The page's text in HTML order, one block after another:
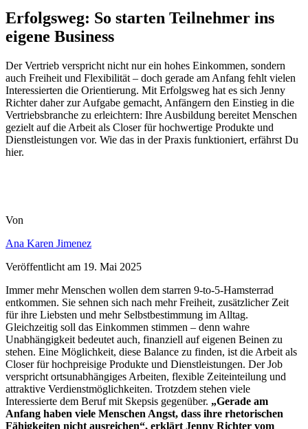
Erfolgsweg: So starten Teilnehmer ins
eigene Business
Der Vertrieb verspricht nicht nur ein hohes Einkommen, sondern
auch Freiheit und Flexibilität – doch gerade am Anfang fehlt vielen
Interessierten die Orientierung. Mit Erfolgsweg hat es sich Jenny
Richter daher zur Aufgabe gemacht, Anfängern den Einstieg in die
Vertriebsbranche zu erleichtern: Ihre Ausbildung bereitet Menschen
gezielt auf die Arbeit als Closer für hochwertige Produkte und
Dienstleistungen vor. Wie das in der Praxis funktioniert, erfährst Du
hier.
Von
Ana Karen Jimenez
Veröffentlicht am 19. Mai 2025
Immer mehr Menschen wollen dem starren 9-to-5-Hamsterrad
entkommen. Sie sehnen sich nach mehr Freiheit, zusätzlicher Zeit
für ihre Liebsten und mehr Selbstbestimmung im Alltag.
Gleichzeitig soll das Einkommen stimmen – denn wahre
Unabhängigkeit bedeutet auch, finanziell auf eigenen Beinen zu
stehen. Eine Möglichkeit, diese Balance zu finden, ist die Arbeit als
Closer für hochpreisige Produkte und Dienstleistungen. Der Job
verspricht ortsunabhängiges Arbeiten, flexible Zeiteinteilung und
attraktive Verdienstmöglichkeiten. Trotzdem stehen viele
Interessierte dem Beruf mit Skepsis gegenüber. „Gerade am
Anfang haben viele Menschen Angst, dass ihre rhetorischen
Fähigkeiten nicht ausreichen“, erklärt Jenny Richter vom